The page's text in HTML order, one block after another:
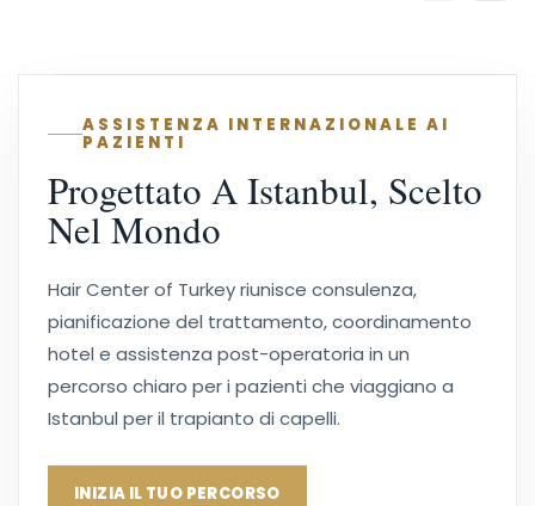
ASSISTENZA INTERNAZIONALE AI
PAZIENTI
Progettato A Istanbul, Scelto
Nel Mondo
Hair Center of Turkey riunisce consulenza,
pianificazione del trattamento, coordinamento
hotel e assistenza post-operatoria in un
percorso chiaro per i pazienti che viaggiano a
Istanbul per il trapianto di capelli.
INIZIA IL TUO PERCORSO